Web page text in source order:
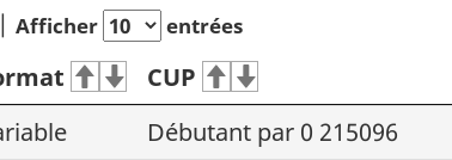
Afficher entrées
CUP
Débutant par 0 215096